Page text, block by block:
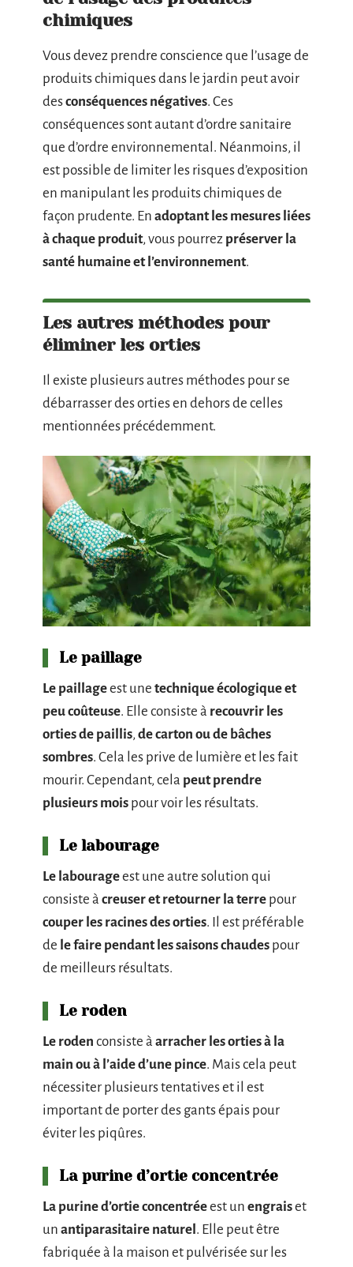
chimiques
Vous devez prendre conscience que l’usage de
produits chimiques dans le jardin peut avoir
desconséquences négatives. Ces
conséquences sont autant d’ordre sanitaire
que d’ordre environnemental. Néanmoins, il
est possible de limiter les risques d’exposition
en manipulant les produits chimiques de
façon prudente. En adoptant les mesures liées
à chaque produit, vous pourrez préserver la
santé humaine et l’environnement.
Les autres méthodes pour
éliminer les orties
Il existe plusieurs autres méthodes pour se
débarrasser des orties en dehors de celles
mentionnées précédemment.
Le paillage
Le paillageest une technique écologique et
peu coûteuse. Elle consiste à recouvrir les
orties de paillis,de carton ou de bâches
sombres. Cela les prive de lumière et les fait
mourir. Cependant, cela peut prendre
plusieurs mois pour voir les résultats.
Le labourage
Le labourageest une autre solution qui
consiste à creuser et retourner la terre pour
couper les racines des orties. Il est préférable
de le faire pendant les saisons chaudes pour
de meilleurs résultats.
Le roden
Le roden consiste à arracher les orties à la
main ou à l’aide d’une pince. Mais cela peut
nécessiter plusieurs tentatives et il est
important de porter des gants épais pour
éviter les piqûres.
La purine d’ortie concentrée
La purine d’ortie concentréeest un engraiset
un antiparasitaire naturel. Elle peut être
fabriquée à la maison et pulvérisée sur les